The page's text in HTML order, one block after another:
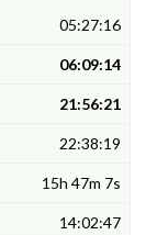
05:27:16
06:09:14
21:56:21
22:38:19
15h 47m 7s
14:02:47